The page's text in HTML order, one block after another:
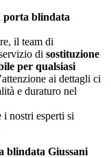
porta blindata
il team di
di sostituzione
per qualsiasi
ai dettagli ci
e duraturo nel
i nostri esperti si
blindata Giussani